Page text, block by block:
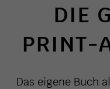
DIE
PRINT-
Das eigene Buch